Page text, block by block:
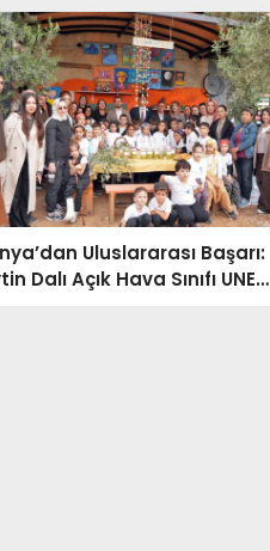
Uluslararası Başarı:
Dalı Açık Hava Sınıfı UNECE